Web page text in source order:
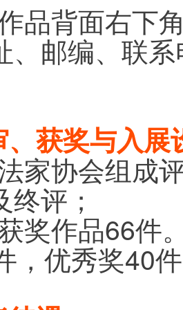
品背面右下
、邮编、联
、获奖与入展
家协会组成
评；
奖作品66件
，优秀奖40